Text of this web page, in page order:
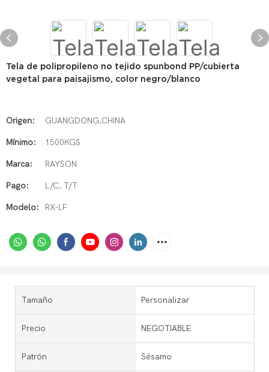
Tela de polipropileno no tejido spunbond PP/cubierta
vegetal para paisajismo, color negro/blanco
Origen: GUANGDONG,CHINA
Mínimo: 1500KGS
Marca: RAYSON
Pago: L/C, T/T
Modelo: RX-LF
Tamaño Personalizar
Precio NEGOTIABLE
Patrón Sésamo